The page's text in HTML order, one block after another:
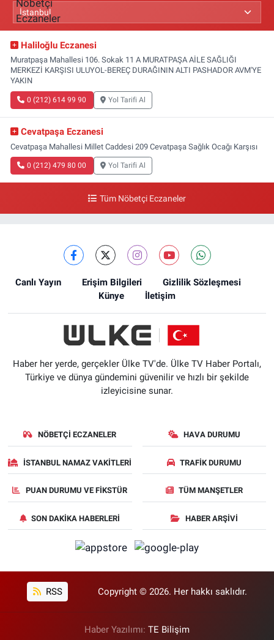
Haliloğlu Eczanesi
Muratpaşa Mahallesi 106. Sokak 11 A MURATPAŞA AİLE SAĞLIĞI
MERKEZİ KARŞISI ULUYOL-BEREÇ DURAĞININ ALTI PASHADOR AVM'YE
YAKIN
0 (212) 614 99 90 Yol Tarifi Al
Cevatpaşa Eczanesi
Cevatpaşa Mahallesi Millet Caddesi 209 Cevatpaşa Sağlık Ocağı Karşısı
0 (212) 479 80 00 Yol Tarifi Al
Tüm Nöbetçi Eczaneler
Canlı Yayın Erişim Bilgileri
Gizlilik Sözleşmesi
Künye
İletişim
Haber her yerde, gerçekler Ülke TV'de. Ülke TV Haber Portalı,
Türkiye ve dünya gündemini güvenilir ve hızlı bir şekilde
izleyicisine sunar.
NÖBETÇI ECZANELER HAVA DURUMU
İSTANBUL NAMAZ VAKITLERI TRAFIK DURUMU
PUAN DURUMU VE FIKSTÜR TÜM MANŞETLER
SON DAKIKA HABERLERI HABER ARŞIVI
RSS Copyright © 2026. Her hakkı saklıdır.
Haber Yazılımı: TE Bilişim